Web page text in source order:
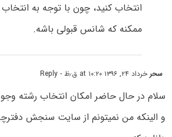
انتخاب کنید، چون با توجه به انتخاب
ممکنه که شانس قبولی باشه.
سحرخرداد ۲۴, ۱۳۹۶ at ۱۰:۲۰ ق٫ظ - Reply
سلام در حال حاضر امکان انتخاب رشته
و الینکه من نمیتونم از سایت سنجش